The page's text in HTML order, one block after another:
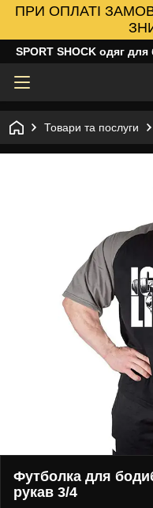
ПРИ ОПЛАТІ
SPORT SHOCK одяг
Товари та послуги
Футболка для
рукав 3/4